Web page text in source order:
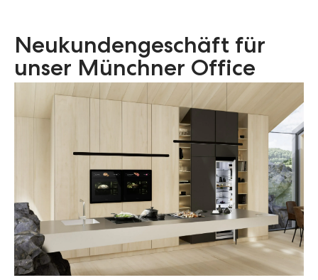
Neu­kunden­geschäft für
unser Münchner Office